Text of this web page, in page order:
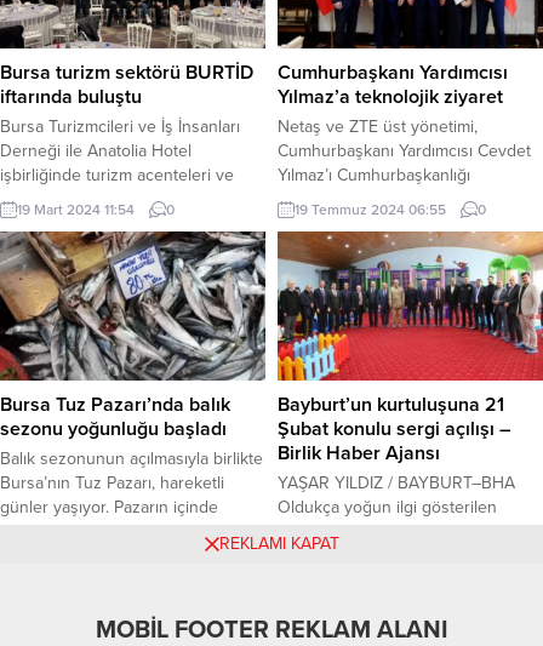
İhracatçıları Birliği, 3-4 Eylül 2024
tarihlerinde en güçlü pazarı
Almanya’da ikinci edisyonu
gerçekleşecek Munich Fabric...
Gazete’de bugün yayımlanan
Cumhurbaşkanı Kararı ile Kredi
Garanti Kurumlarına Sağlanan
Hazine Desteğine İlişkin Karar’da
önemli bir...
Bursa turizm sektörü BURTİD
iftarında buluştu
Bursa Turizmcileri ve İş İnsanları
Derneği ile Anatolia Hotel
işbirliğinde turizm acenteleri ve
turist rehberleri iftarda buluştu.
BURTİD Başkanı Doğan Sager,
“Bursa turizminin gelişmesi için en
önemli gündemimiz havayolu
turizmin yolu olmalıdır. Bursa
Havaalanı’na yurt dışından gelecek
havayolu şirketlerine teşvik
vermeliyiz” dedi. BURSA (İGFA) –
Bursa’da turizm alanında hizmet
veren sektör...
19 Mart 2024 11:54 0
Cumhurbaşkanı Yardımcısı
Yılmaz’a teknolojik ziyaret
Netaş ve ZTE üst yönetimi,
Cumhurbaşkanı Yardımcısı Cevdet
Yılmaz’ı Cumhurbaşkanlığı
Külliyesi’nde ziyaret etti. ANKARA
(İGFA) – Netaş ve ZTE’nin üst
yönetim heyeti, ZTE ve Netaş’ın
Türkiye’deki bilgi ve iletişim
teknolojileri alanındaki yatırımları ve
geleceğe yönelik planlarını
görüşmek üzere Cumhurbaşkanı
Yardımcısı Cevdet Yılmaz’ı
Cumhurbaşkanlığı Külliyesi’nde
ziyaret etti. Ziyarete, Netaş Yönetim
Kurulu...
19 Temmuz 2024 06:55 0
Bursa Tuz Pazarı’nda balık
sezonu yoğunluğu başladı
Balık sezonunun açılmasıyla birlikte
Bursa’nın Tuz Pazarı, hareketli
günler yaşıyor. Pazarın içinde
vatandaşlar rağbet gösteriyor
uskumru ve sardalya yer alıyor.
Bayburt’un kurtuluşuna 21
Şubat konulu sergi açılışı –
Birlik Haber Ajansı
YAŞAR YILDIZ / BAYBURT–BHA
Oldukça yoğun ilgi gösterilen
arşivinde yer alan Bayburt’un eski
törenlerinde çekilen fotoğrafların
20 Şubat 2025 13:11
REKLAMI KAPAT
MOBİL FOOTER REKLAM ALANI